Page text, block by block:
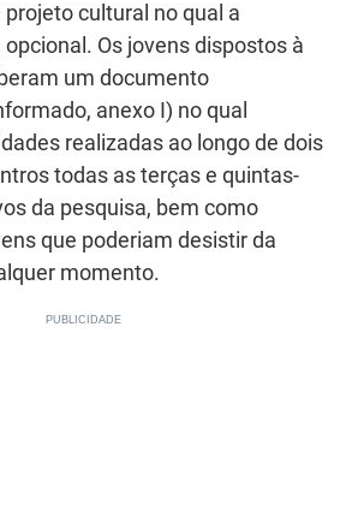
cultural no qual a
Os jovens dispostos à
um documento
anexo I) no qual
realizadas ao longo de dois
todas as terças e quintas-
da pesquisa, bem como
que poderiam desistir da
momento.